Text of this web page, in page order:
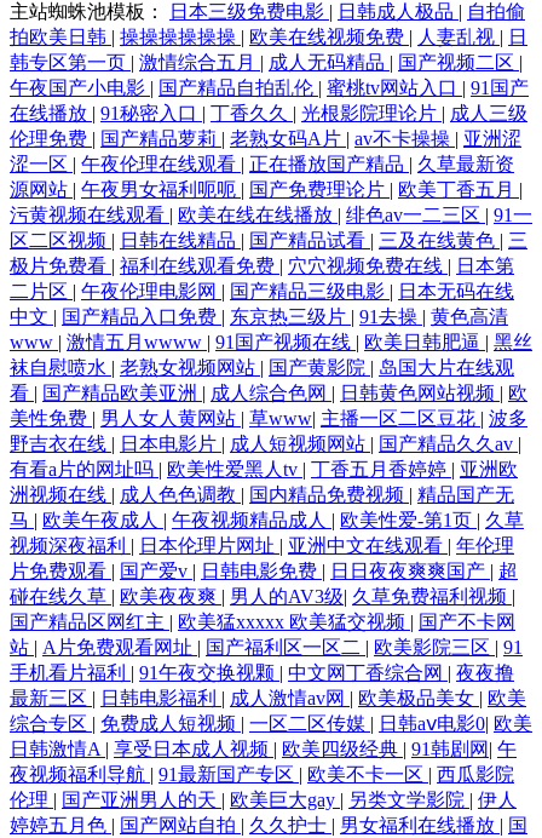
主站蜘蛛池模板：
日本三级免费电影 | 日韩成人极品 | 自拍偷
拍欧美日韩 | 操操操操操操 | 欧美在线视频免费 | 人妻乱视 | 日
韩专区第一页 | 激情综合五月 | 成人无码精品 | 国产视频二区 |
午夜国产小电影 | 国产精品自拍乱伦 | 蜜桃tv网站入口 | 91国产
在线播放 | 91秘密入口 | 丁香久久 | 光根影院理论片 | 成人三级
伦理免费 | 国产精品萝莉 | 老熟女码A片 | av不卡操操 | 亚洲涩
涩一区 | 午夜伦理在线观看 | 正在播放国产精品 | 久草最新资
源网站 | 午夜男女福利呃呃 | 国产免费理论片 | 欧美丁香五月 |
污黄视频在线观看 | 欧美在线在线播放 | 绯色av一二三区 | 91一
区二区视频 | 日韩在线精品 | 国产精品试看 | 三及在线黄色 | 三
极片免费看 | 福利在线观看免费 | 穴穴视频免费在线 | 日本第
二片区 | 午夜伦理电影网 | 国产精品三级电影 | 日本无码在线
中文 | 国产精品入口免费 | 东京热三级片 | 91去操 | 黄色高清
www | 激情五月wwww | 91国产视频在线 | 欧美日韩肥逼 | 黑丝
袜自慰喷水 | 老熟女视频网站 | 国产黄影院 | 岛国大片在线观
看 | 国产精品欧美亚洲 | 成人综合色网 | 日韩黄色网站视频 | 欧
美性免费 | 男人女人黄网站 | 草www| 主播一区二区豆花 | 波多
野吉衣在线 | 日本电影片 | 成人短视频网站 | 国产精品久久av |
有看a片的网址吗 | 欧美性爱黑人tv | 丁香五月香婷婷 | 亚洲欧
洲视频在线 | 成人色色调教 | 国内精品免费视频 | 精品国产无
马 | 欧美午夜成人 | 午夜视频精品成人 | 欧美性爱-第1页 | 久草
视频深夜福利 | 日本伦理片网址 | 亚洲中文在线观看 | 年伦理
片免费观看 | 国产爱v | 日韩电影免费 | 日日夜夜爽爽国产 | 超
碰在线久草 | 欧美夜夜爽 | 男人的AV3级| 久草免费福利视频 |
国产精品区网红主 | 欧美猛xxxxx 欧美猛交视频 | 国产不卡网
站 | A片免费观看网址 | 国产福利区一区二 | 欧美影院三区 | 91
手机看片福利 | 91午夜交换视颗 | 中文网丁香综合网 | 夜夜撸
最新三区 | 日韩电影福利 | 成人激情av网 | 欧美极品美女 | 欧美
综合专区 | 免费成人短视频 | 一区二区传媒 | 日韩aⅴ电影0| 欧美
日韩激情A | 享受日本成人视频 | 欧美四级经典 | 91韩剧网 | 午
夜视频福利导航 | 91最新国产专区 | 欧美不卡一区 | 西瓜影院
伦理 | 国产亚洲男人的天 | 欧美巨大gay | 另类文学影院 | 伊人
婷婷五月色 | 国产网站自拍 | 久久护士 | 男女福利在线播放 | 国